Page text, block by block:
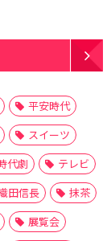
平安時代
スイーツ
代劇
テレビ
田信長
抹茶
展覧会